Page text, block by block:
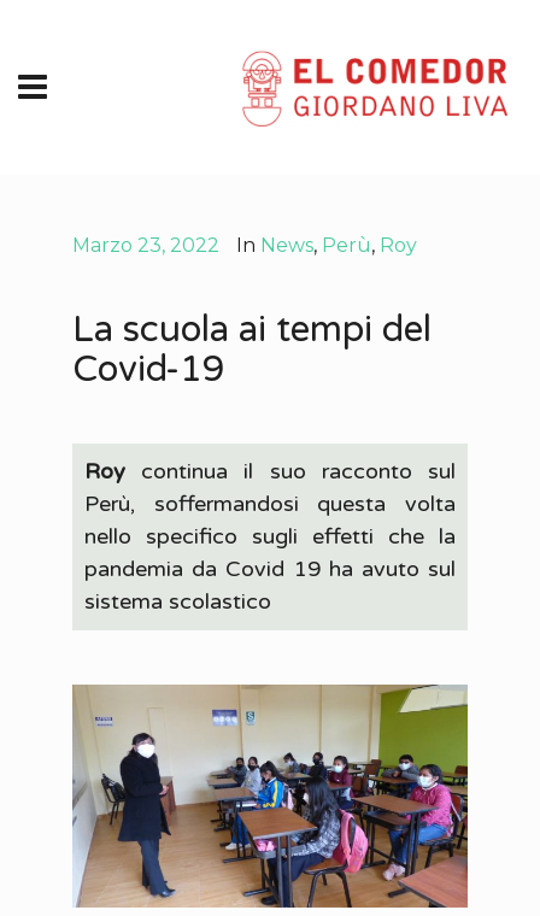
Marzo 23, 2022 In News, Perù, Roy
La scuola ai tempi del
Covid-19
Roy continua il suo racconto sul
Perù, soffermandosi questa volta
nello specifico sugli effetti che la
pandemia da Covid 19 ha avuto sul
sistema scolastico